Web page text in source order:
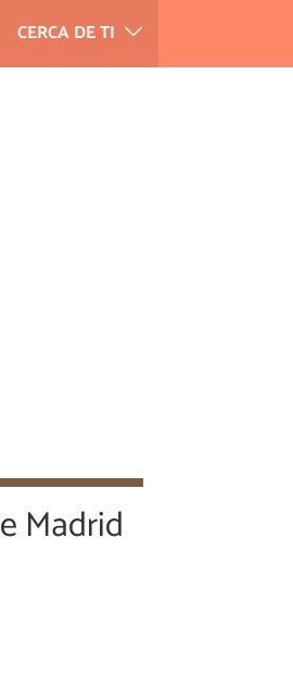
CERCA DE TI
Madrid